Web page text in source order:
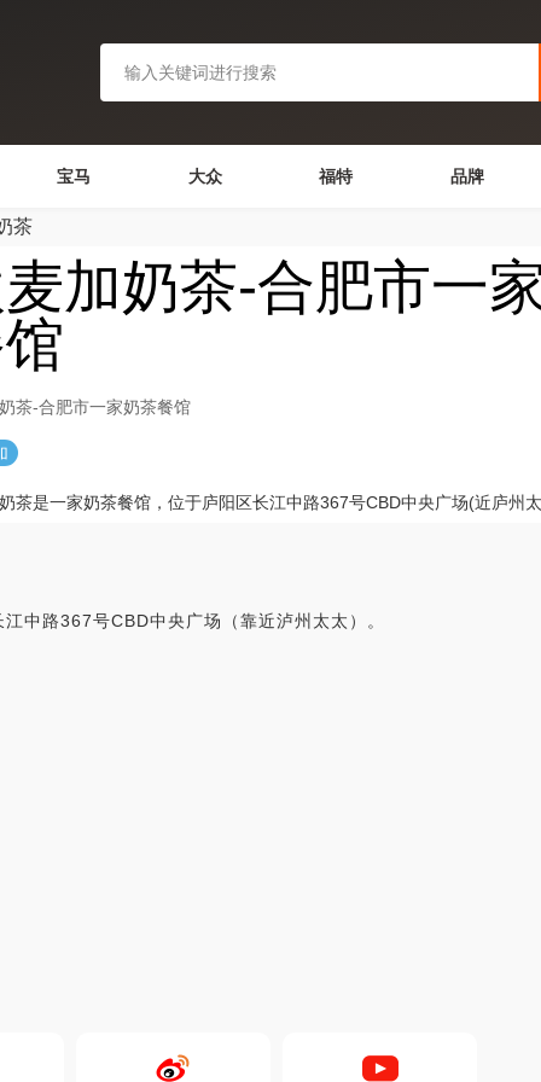
宝马 大众 福特 品牌
茶
加奶茶-合肥市一
茶-合肥市一家奶茶餐馆
茶是一家奶茶餐馆，位于庐阳区长江中路367号CBD中央广场(近庐州
中路367号CBD中央广场（靠近泸州太太）。